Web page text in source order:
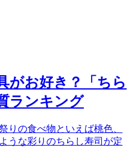
がお好き？「ちら
ランキング
りの食べ物といえば桃色、
うな彩りのちらし寿司が定